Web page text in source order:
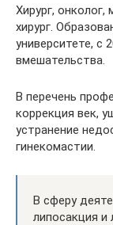
Хирург,
хирург.
университете, с
вмешательства.
В перечень
коррекция век,
устранение
гинекомастии.
В сферу
липосакция и